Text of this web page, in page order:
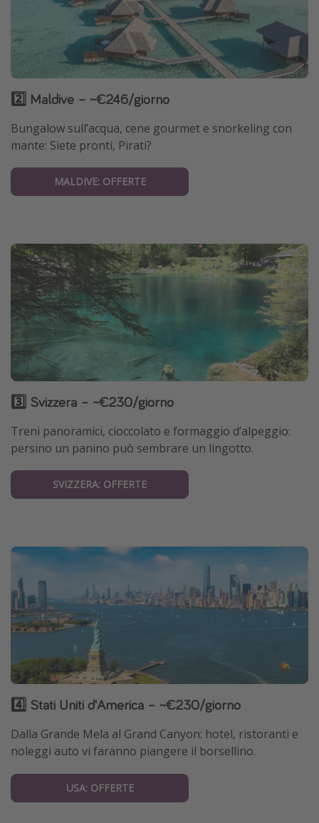
2️⃣ Maldive – ~€246/giorno
Bungalow sull’acqua, cene gourmet e snorkeling con
mante: Siete pronti, Pirati?
MALDIVE: OFFERTE
3️⃣ Svizzera – ~€230/giorno
Treni panoramici, cioccolato e formaggio d’alpeggio:
persino un panino può sembrare un lingotto.
SVIZZERA: OFFERTE
4️⃣ Stati Uniti d'America – ~€230/giorno
Dalla Grande Mela al Grand Canyon: hotel, ristoranti e
noleggi auto vi faranno piangere il borsellino.
USA: OFFERTE